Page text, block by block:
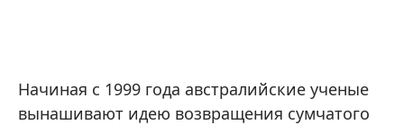
Начиная с 1999 года австралийские ученые
вынашивают идею возвращения сумчатого